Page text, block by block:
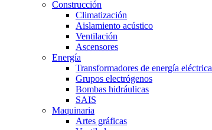
Construcción
Climatización
Aislamiento acústico
Ventilación
Ascensores
Energía
Transformadores de energía eléctrica
Grupos electrógenos
Bombas hidráulicas
SAIS
Maquinaria
Artes gráficas